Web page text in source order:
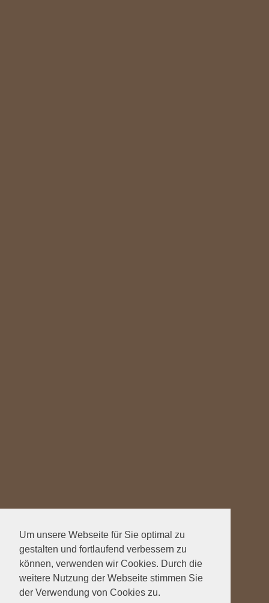
Um unsere Webseite für Sie optimal zu
gestalten und fortlaufend verbessern zu
können, verwenden wir Cookies. Durch die
weitere Nutzung der Webseite stimmen Sie
der Verwendung von Cookies zu.